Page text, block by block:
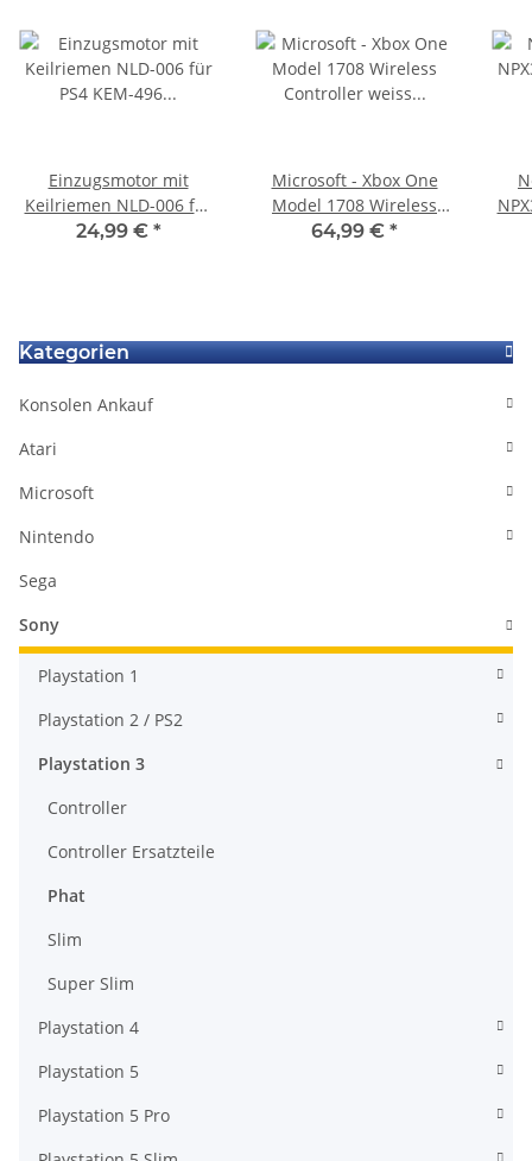
Einzugsmotor mit
Keilriemen NLD-006 für
PS4 KEM-496 PRo
24,99 € *
Microsoft - Xbox One
Model 1708 Wireless
Controller weiss
64,99 € *
Kategorien
Konsolen Ankauf
Atari
Microsoft
Nintendo
Sega
Sony
Playstation 1
Playstation 2 / PS2
Playstation 3
Controller
Controller Ersatzteile
Phat
Slim
Super Slim
Playstation 4
Playstation 5
Playstation 5 Pro